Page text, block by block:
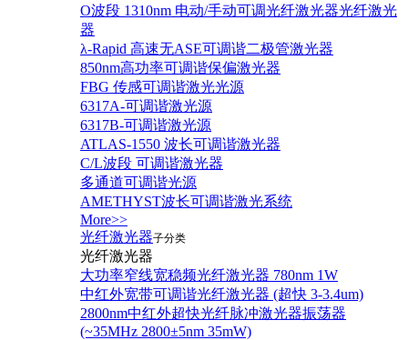
O波段 1310nm 电动/手动可调光纤激光器光纤激光
器
λ-Rapid 高速无ASE可调谐二极管激光器
850nm高功率可调谐保偏激光器
FBG 传感可调谐激光光源
6317A-可调谐激光源
6317B-可调谐激光源
ATLAS-1550 波长可调谐激光器
C/L波段 可调谐激光器
多通道可调谐光源
AMETHYST波长可调谐激光系统
More>>
光纤激光器子分类
光纤激光器
大功率窄线宽稳频光纤激光器 780nm 1W
中红外宽带可调谐光纤激光器 (超快 3-3.4um)
2800nm中红外超快光纤脉冲激光器振荡器
(~35MHz 2800±5nm 35mW)